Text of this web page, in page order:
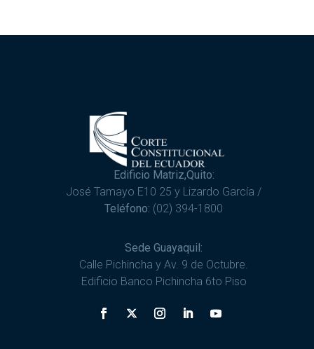
Edificio Matriz,Quito:
José Tamayo E10 25 y Lizardo García /
Teléfono: (02) 394-1800
Sede Guayaquil:
Calle Pichincha y Av. 9 de Octubre.
Edificio Banco Pichincha 6to Piso